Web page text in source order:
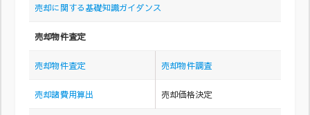
売却に関する基礎知識ガイダンス
売却物件査定
売却物件査定 売却物件調査
売却諸費用算出 売却価格決定